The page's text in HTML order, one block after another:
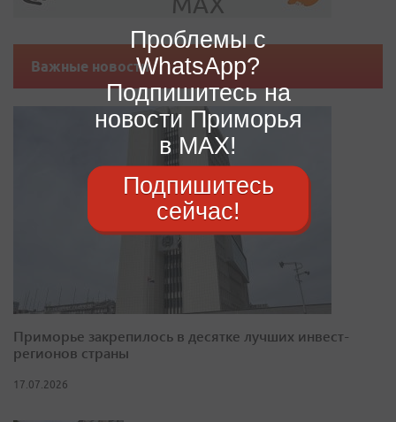
Важные новости
Приморье закрепилось в десятке лучших инвест-
регионов страны
17.07.2026
Проблемы с
WhatsApp?
Подпишитесь на
новости Приморья
в MAX!
Подпишитесь
сейчас!